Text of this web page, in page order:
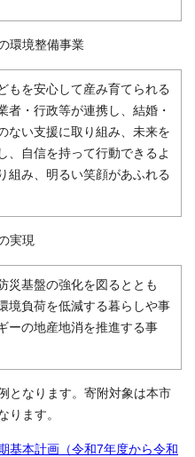
環境整備事業
を安心して産み育てられる
者・行政等が連携し、結婚・
ない支援に取り組み、未来を
、自信を持って行動できるよ
組み、明るい笑顔があふれる
実現
基盤の強化を図るととも
境負荷を低減する暮らしや事
ーの地産地消を推進する事
となります。寄附対象は本市
ります。
基本計画（令和7年度から令和